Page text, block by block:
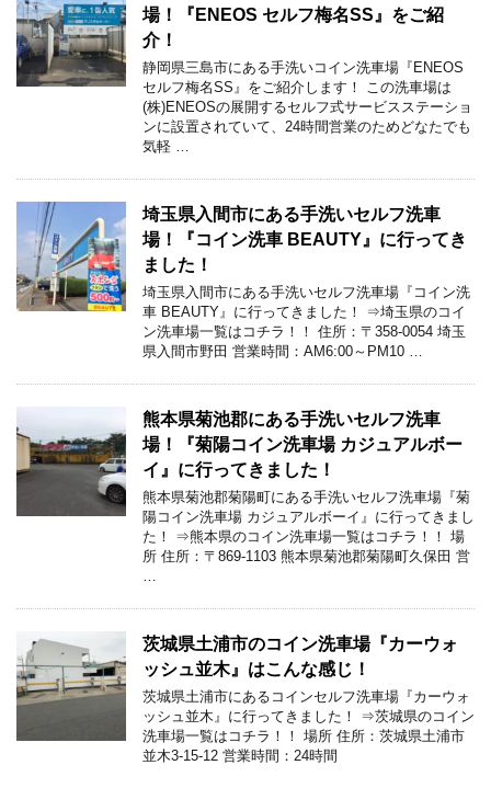
場！『ENEOS セルフ梅名SS』をご紹
介！
静岡県三島市にある手洗いコイン洗車場『ENEOS
セルフ梅名SS』をご紹介します！ この洗車場は
(株)ENEOSの展開するセルフ式サービスステーショ
ンに設置されていて、24時間営業のためどなたでも
気軽 …
埼玉県入間市にある手洗いセルフ洗車
場！『コイン洗車 BEAUTY』に行ってき
ました！
埼玉県入間市にある手洗いセルフ洗車場『コイン洗
車 BEAUTY』に行ってきました！ ⇒埼玉県のコイ
ン洗車場一覧はコチラ！！ 住所：〒358-0054 埼玉
県入間市野田 営業時間：AM6:00～PM10 …
熊本県菊池郡にある手洗いセルフ洗車
場！『菊陽コイン洗車場 カジュアルボー
イ』に行ってきました！
熊本県菊池郡菊陽町にある手洗いセルフ洗車場『菊
陽コイン洗車場 カジュアルボーイ』に行ってきまし
た！ ⇒熊本県のコイン洗車場一覧はコチラ！！ 場
所 住所：〒869-1103 熊本県菊池郡菊陽町久保田 営
茨城県土浦市のコイン洗車場『カーウォ
ッシュ並木』はこんな感じ！
茨城県土浦市にあるコインセルフ洗車場『カーウォ
ッシュ並木』に行ってきました！ ⇒茨城県のコイン
洗車場一覧はコチラ！！ 場所 住所：茨城県土浦市
並木3-15-12 営業時間：24時間